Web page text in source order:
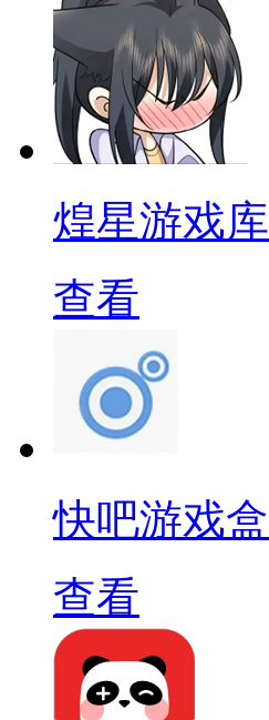
煌星游戏库
查看
快吧游戏盒
查看